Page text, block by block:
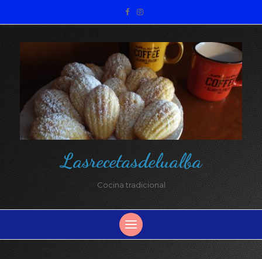
Lasrecetasdelualba
Cocina tradicional